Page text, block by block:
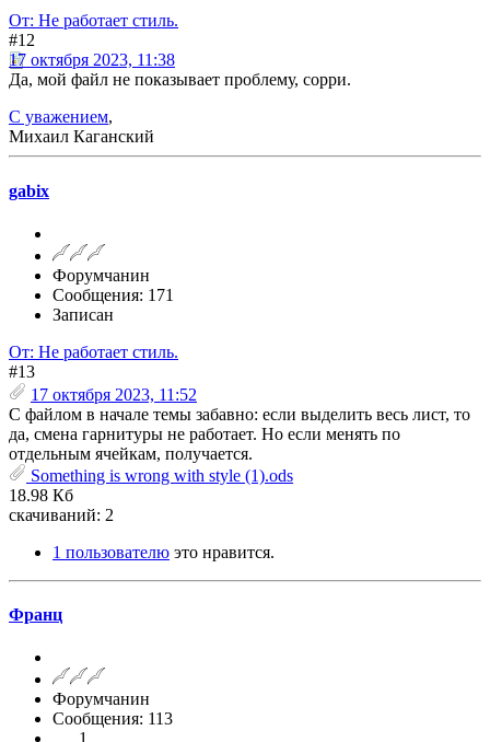
От: Не работает стиль.
#12
17 октября 2023, 11:38
Да, мой файл не показывает проблему, сорри.
С уважением,
Михаил Каганский
gabix
Форумчанин
Сообщения: 171
Записан
От: Не работает стиль.
#13
17 октября 2023, 11:52
С файлом в начале темы забавно: если выделить весь лист, то
да, смена гарнитуры не работает. Но если менять по
отдельным ячейкам, получается.
Something is wrong with style (1).ods
18.98 Кб
скачиваний: 2
1 пользователю это нравится.
Франц
Форумчанин
Сообщения: 113